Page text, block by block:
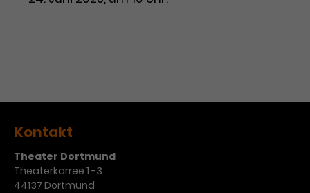
Kontakt
Theater Dortmund
Theaterkarree 1 -3
44137 Dortmund